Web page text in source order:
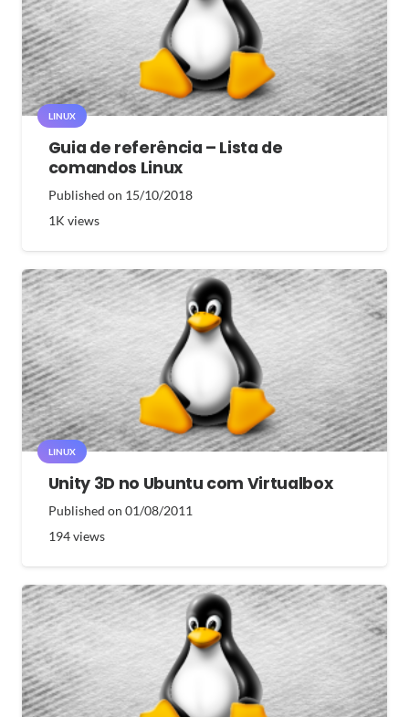
LINUX
Guia de referência – Lista de
comandos Linux
Published on 15/10/2018
1K views
LINUX
Unity 3D no Ubuntu com Virtualbox
Published on 01/08/2011
194views